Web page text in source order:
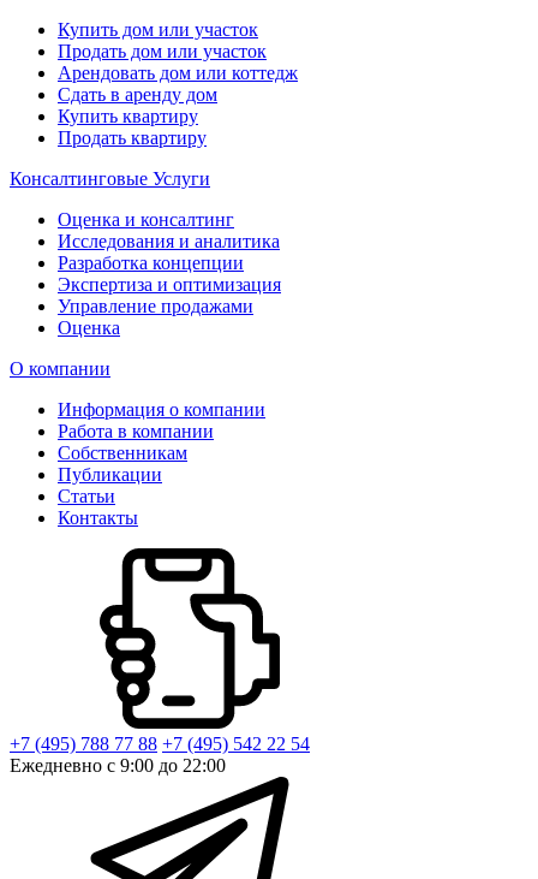
Купить дом или участок
Продать дом или участок
Арендовать дом или коттедж
Сдать в аренду дом
Купить квартиру
Продать квартиру
Консалтинговые Услуги
Оценка и консалтинг
Исследования и аналитика
Разработка концепции
Экспертиза и оптимизация
Управление продажами
Оценка
О компании
Информация о компании
Работа в компании
Собственникам
Публикации
Статьи
Контакты
+7 (495) 788 77 88 +7 (495) 542 22 54
Ежедневно с 9:00 до 22:00